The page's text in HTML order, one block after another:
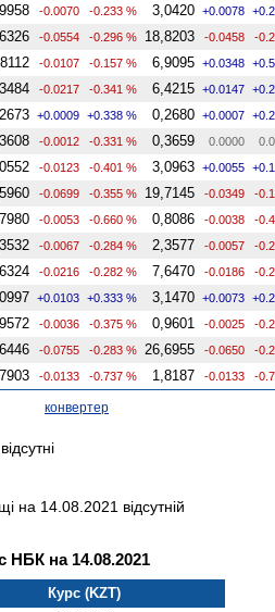
-0.0070 -0.233 % 3,0420 +0.0078
-0.0554 -0.296 % 18,8203 -0.0458 -
-0.0107 -0.157 % 6,9095 +0.0348
-0.0217 -0.341 % 6,4215 +0.0147
+0.0009 +0.338 % 0,2680 +0.0007
-0.0012 -0.331 % 0,3659 0.0000
-0.0123 -0.401 % 3,0963 +0.0055
-0.0699 -0.355 % 19,7145 -0.0349 -
-0.0053 -0.660 % 0,8086 -0.0038 -
-0.0067 -0.284 % 2,3577 -0.0057 -
-0.0216 -0.282 % 7,6470 -0.0186 -
+0.0103 +0.333 % 3,1470 +0.0073
-0.0036 -0.375 % 0,9601 -0.0025 -
-0.0755 -0.283 % 26,6955 -0.0650 -
-0.0133 -0.737 % 1,8187 -0.0133 -
конвертер
на 14.08.2021 відсутній
НБК на 14.08.2021
Курс (KZT)